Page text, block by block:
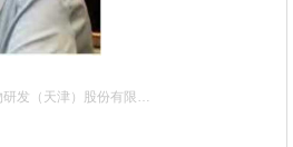
发（天津）股份有限…